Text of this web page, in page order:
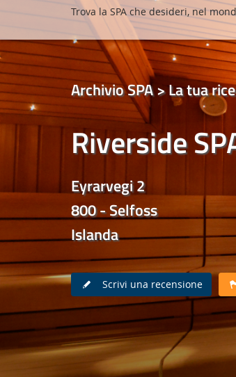
Archivio SPA > La tua
Riverside
Eyrarvegi 2
800 - Selfoss
Islanda
Scrivi una recensione
Trova la SPA che desideri, nel